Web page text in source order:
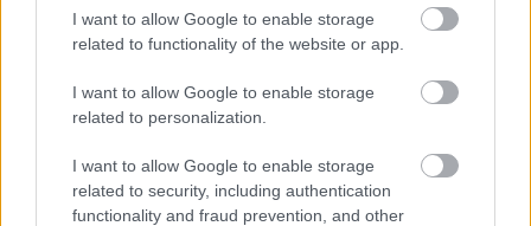
I want to allow Google to enable storage
related to functionality of the website or app.
I want to allow Google to enable storage
related to personalization.
I want to allow Google to enable storage
related to security, including authentication
functionality and fraud prevention, and other
Tudor-korhű illatú Shakespeare-
skanzen Japánban
szinhazhu•2012. január 27.
Shakespeare-skanzen és -panoptikum csodálható
meg Japánban, csaknem 10 ezer kilométerre a
legünnepeltebb angol író és költő szülőhazájától.